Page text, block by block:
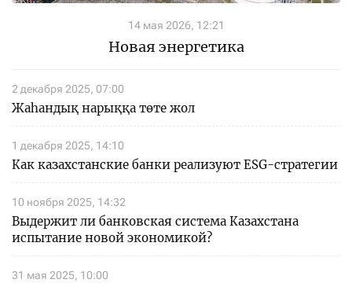
14 мая 2026, 12:21
Новая энергетика
2 декабря 2025, 07:00
Жаһандық нарыққа төте жол
1 декабря 2025, 14:10
Как казахстанские банки реализуют ESG-стратегии
10 ноября 2025, 14:32
Выдержит ли банковская система Казахстана
испытание новой экономикой?
31 мая 2025, 10:00